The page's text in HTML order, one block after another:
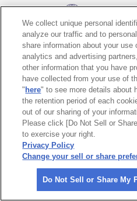
個人情報保護方針
特定商取引法に基づく表示
Do Not Sell or Share My Personal
Information
〒105-
東京都港区芝大門1-1-
©2026 All rights reserved. 一般
We collect unique personal
analyze our traffic and to
share information about your use
analytics and advertising
other information that you have
have collected from your use of
" here" to see more details about
the retention period of each
out of our sharing of your
Please click [Do Not Sell or
to exercise your right.
Privacy Policy
Change your sell or share
Do Not Sell or Share My